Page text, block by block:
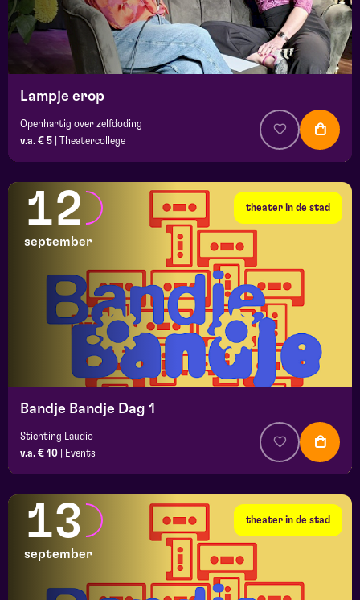
Lampje erop
Openhartig over zelfdoding
v.a. € 5
Theatercollege
theater in de stad
12
september
Bandje Bandje Dag 1
Stichting Laudio
v.a. € 10
Events
theater in de stad
13
september